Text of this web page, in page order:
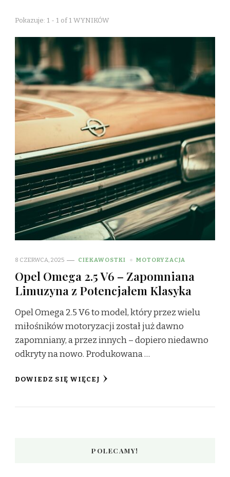
Pokazuje: 1 - 1 of 1 WYNIKÓW
8 CZERWCA, 2025 CIEKAWOSTKI MOTORYZACJA
Opel Omega 2.5 V6 – Zapomniana
Limuzyna z Potencjałem Klasyka
Opel Omega 2.5 V6 to model, który przez wielu
miłośników motoryzacji został już dawno
zapomniany, a przez innych – dopiero niedawno
odkryty na nowo. Produkowana …
DOWIEDZ SIĘ WIĘCEJ
POLECAMY!